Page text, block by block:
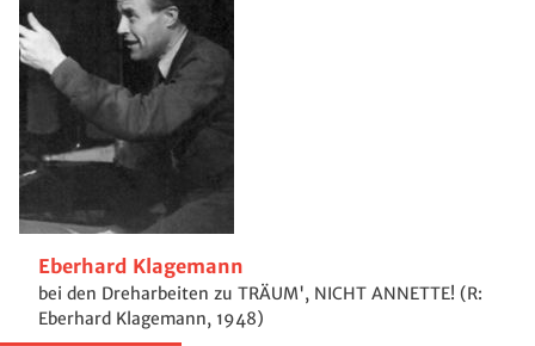
Eberhard Klagemann
bei den Dreharbeiten zu TRÄUM', NICHT ANNETTE! (R:
Eberhard Klagemann, 1948)